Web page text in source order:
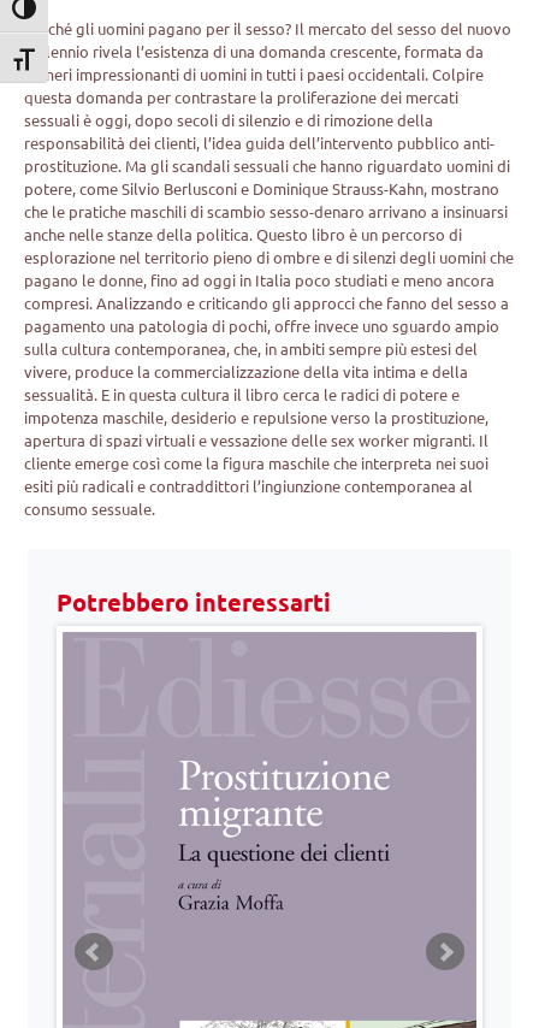
Attiva/disattiva alto contrasto
Attiva/disattiva dimensione testo
Perché gli uomini pagano per il sesso? Il mercato del sesso del nuovo
millennio rivela l’esistenza di una domanda crescente, formata da
numeri impressionanti di uomini in tutti i paesi occidentali. Colpire
questa domanda per contrastare la proliferazione dei mercati
sessuali è oggi, dopo secoli di silenzio e di rimozione della
responsabilità dei clienti, l’idea guida dell’intervento pubblico anti-
prostituzione. Ma gli scandali sessuali che hanno riguardato uomini di
potere, come Silvio Berlusconi e Dominique Strauss-Kahn, mostrano
che le pratiche maschili di scambio sesso-denaro arrivano a insinuarsi
anche nelle stanze della politica. Questo libro è un percorso di
esplorazione nel territorio pieno di ombre e di silenzi degli uomini che
pagano le donne, fino ad oggi in Italia poco studiati e meno ancora
compresi. Analizzando e criticando gli approcci che fanno del sesso a
pagamento una patologia di pochi, offre invece uno sguardo ampio
sulla cultura contemporanea, che, in ambiti sempre più estesi del
vivere, produce la commercializzazione della vita intima e della
sessualità. E in questa cultura il libro cerca le radici di potere e
impotenza maschile, desiderio e repulsione verso la prostituzione,
apertura di spazi virtuali e vessazione delle sex worker migranti. Il
cliente emerge così come la figura maschile che interpreta nei suoi
esiti più radicali e contraddittori l’ingiunzione contemporanea al
consumo sessuale.
Potrebbero interessarti